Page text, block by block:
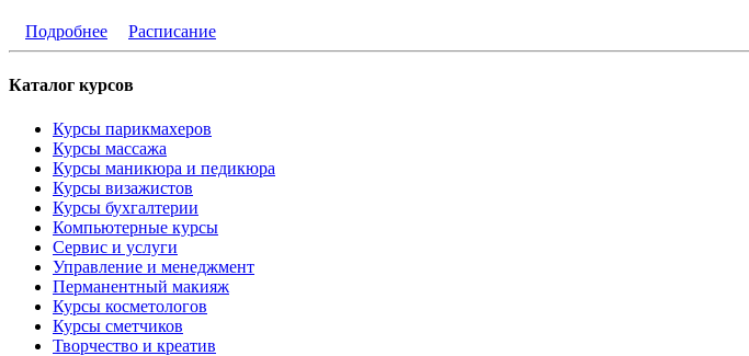
Подробнее Расписание
Каталог курсов
Курсы парикмахеров
Курсы массажа
Курсы маникюра и педикюра
Курсы визажистов
Курсы бухгалтерии
Компьютерные курсы
Сервис и услуги
Управление и менеджмент
Перманентный макияж
Курсы косметологов
Курсы сметчиков
Творчество и креатив